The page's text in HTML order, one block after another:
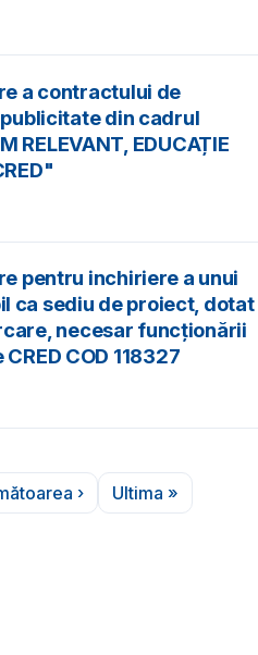
a contractului de
din cadrul
RELEVANT, EDUCAȚIE
pentru inchiriere a unui
ca sediu de proiect, dotat
necesar funcționării
COD 118327
Pagina următoare
›
Ultima pagină
Ultima »